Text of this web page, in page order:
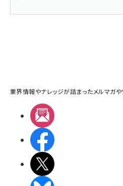
業界情報やナレッジが詰まったメルマガ